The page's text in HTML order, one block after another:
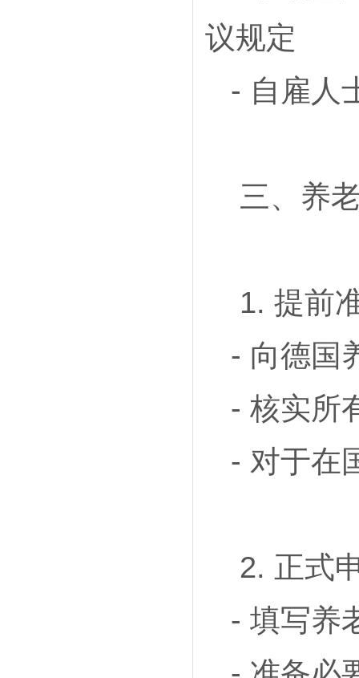
议规定
- 自雇人
三、养
1. 提前
- 向德国
- 核实所
- 对于在
2. 正式
- 填写养